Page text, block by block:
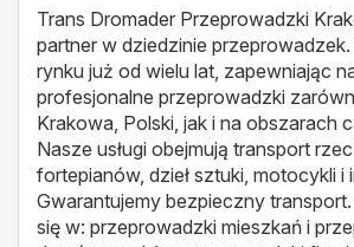
Trans Dromader Przeprowadzki
partner w dziedzinie przeprowadzek.
rynku już od wielu lat, zapewniając
profesjonalne przeprowadzki
Krakowa, Polski, jak i na obszarach
Nasze usługi obejmują transport
fortepianów, dzieł sztuki, motocykli i
Gwarantujemy bezpieczny
się w: przeprowadzki mieszkań i